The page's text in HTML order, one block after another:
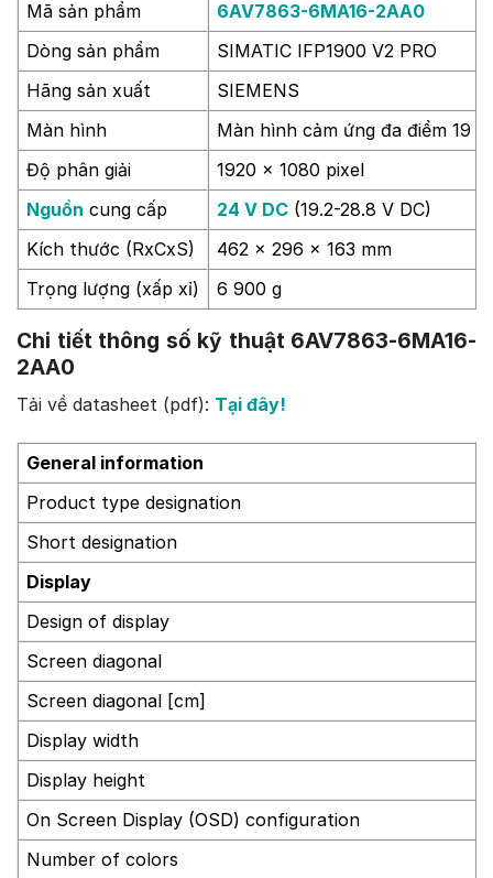
Mã sản phẩm
6AV7863-6MA16-2AA0
Dòng sản phẩm
SIMATIC IFP1900 V2 PRO
Hãng sản xuất
SIEMENS
Màn hình
Màn hình cảm ứng đa điểm 19
Độ phân giải
1920 x 1080 pixel
Nguồn cung cấp 24 V DC (19.2-28.8 V DC)
Kích thước (RxCxS)
462 x 296 x 163 mm
Trọng lượng (xấp xỉ)
6 900 g
Chi tiết thông số kỹ thuật 6AV7863-6MA16-
2AA0
Tải về datasheet (pdf): Tại đây!
General information
Product type designation
Short designation
Display
Design of display
Screen diagonal
Screen diagonal [cm]
Display width
Display height
On Screen Display (OSD) configuration
Number of colors